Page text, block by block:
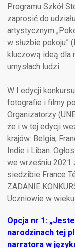
Programu Szkół
zaprosić do
artystycznym
w służbie pokoju”
kluczową ideą dla
umysłach ludzi.
W I edycji
fotografie i filmy
Organizatorzy
że i w tej edycji
krajów: Belgia,
Indie i Liban.
we wrześniu 2021
siedzibie France
ZADANIE
Uczniowie w
Opcja nr 1:
narodzinach tej
narratora w